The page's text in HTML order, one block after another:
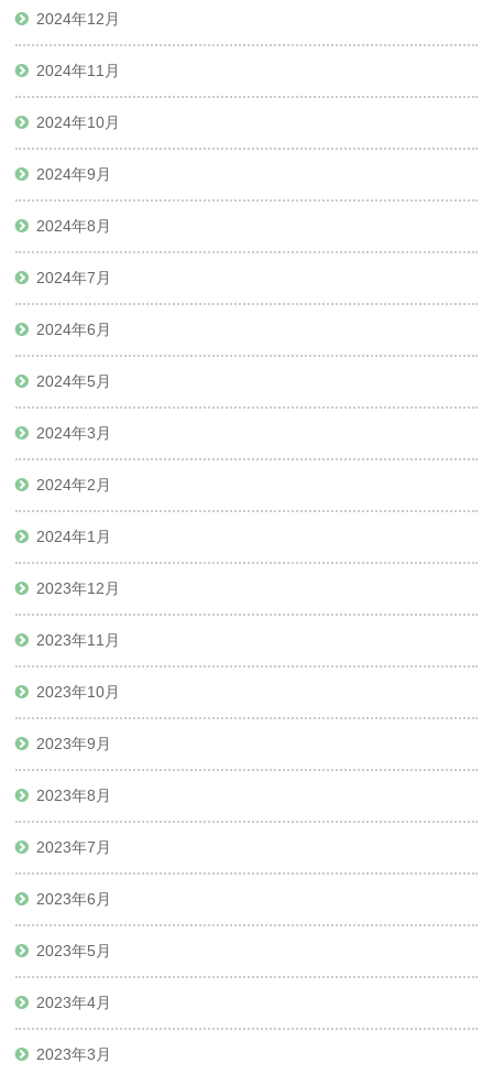
2024年12月
2024年11月
2024年10月
2024年9月
2024年8月
2024年7月
2024年6月
2024年5月
2024年3月
2024年2月
2024年1月
2023年12月
2023年11月
2023年10月
2023年9月
2023年8月
2023年7月
2023年6月
2023年5月
2023年4月
2023年3月